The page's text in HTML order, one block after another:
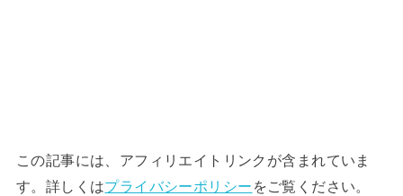
この記事には、アフィリエイトリンクが含まれていま
す。詳しくはプライバシーポリシー をご覧ください。